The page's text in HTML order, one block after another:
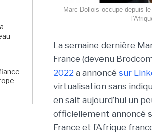
Marc Dollois occupe depuis
La semaine dernière
France (devenu
2022 a annoncé sur
virtualisation sans
en sait aujourd’hui un
officiellement annoncé
France et l’Afrique